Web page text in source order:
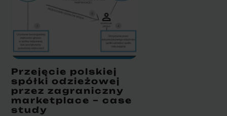
Przejęcie polskiej
spółki odzieżowej
przez zagraniczny
marketplace – case
study